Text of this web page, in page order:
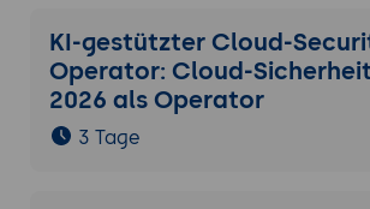
KI-gestützter Cloud-
Operator: Cloud-
2026 als Operator
3 Tage